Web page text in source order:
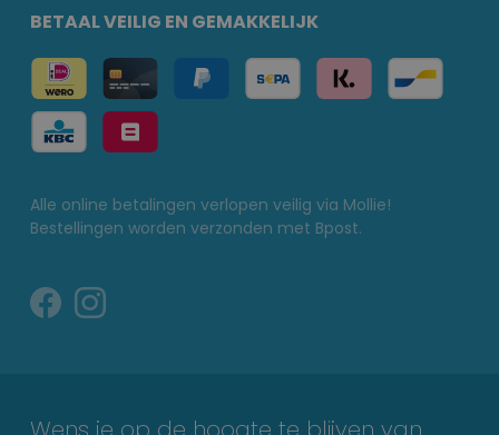
BETAAL VEILIG EN GEMAKKELIJK
Alle online betalingen verlopen veilig via Mollie!
Bestellingen worden verzonden met Bpost.